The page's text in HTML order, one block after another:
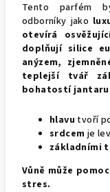
Tento parfém
odborníky jako
otevírá
doplňují silice
anýzem,
teplejší tvář
bohatostí
hlavu tvoří
srdcem je
základními
Vůně může
stres.